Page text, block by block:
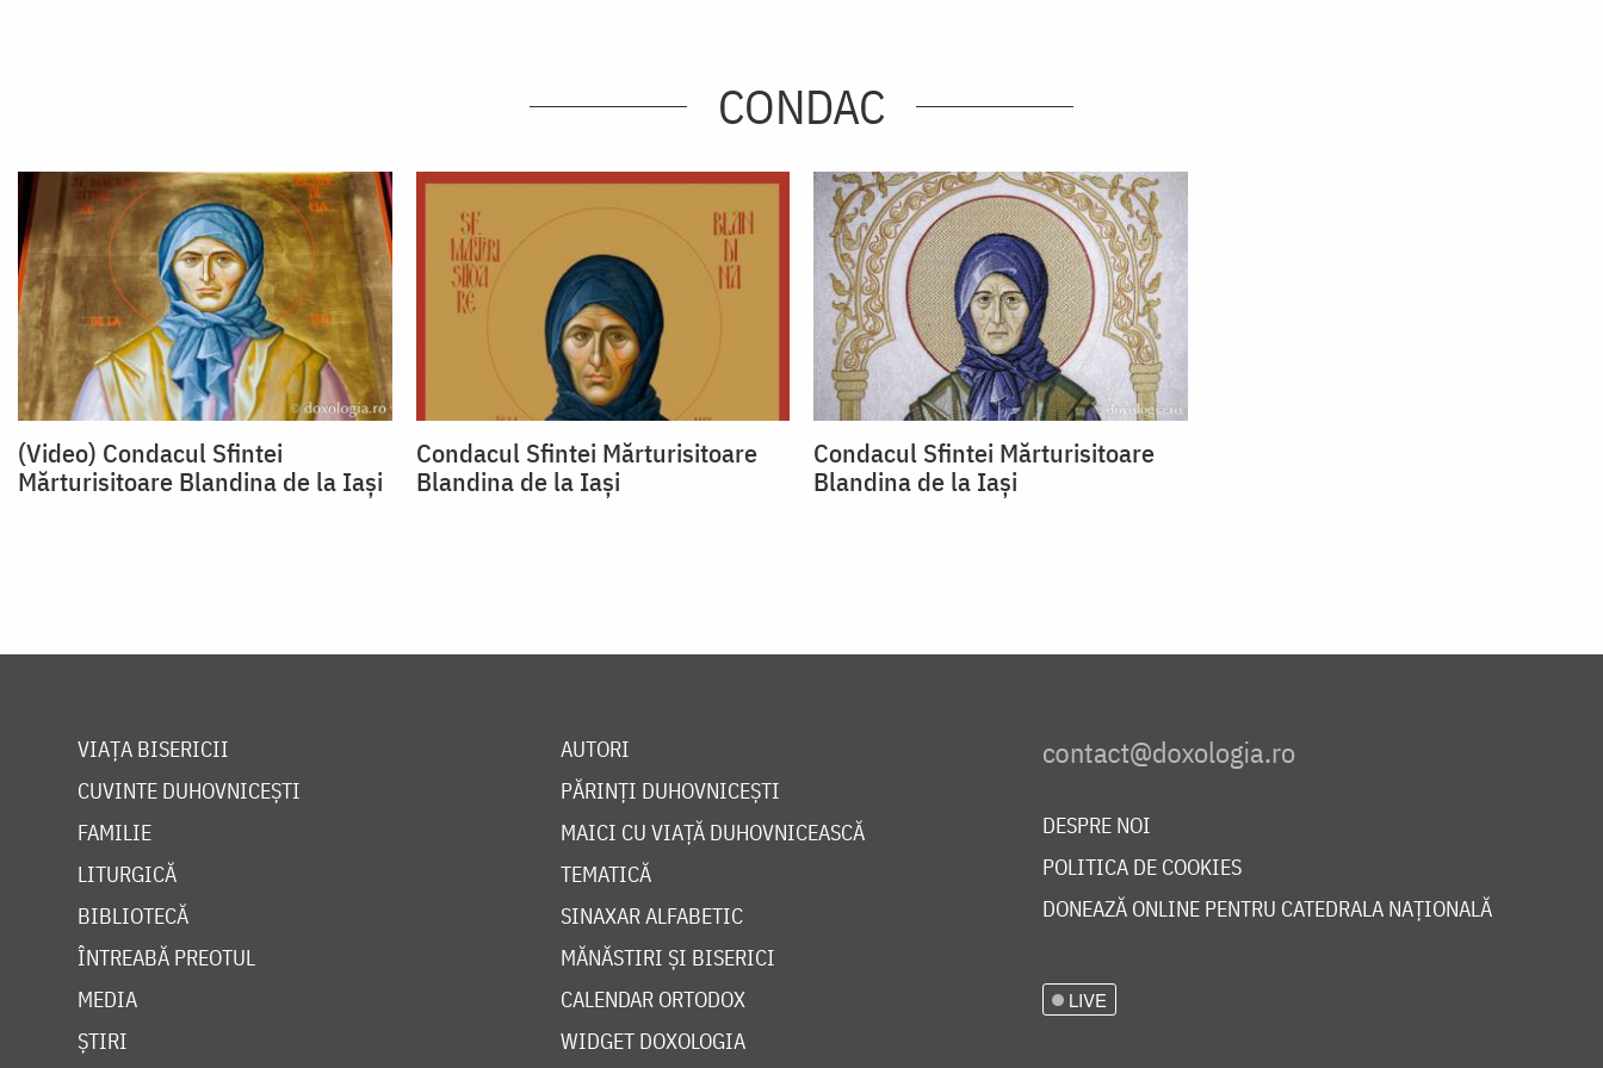
CONDAC
(Video) Condacul Sfintei
Mărturisitoare Blandina de la Iași
Condacul Sfintei Mărturisitoare
Blandina de la Iași
Condacul Sfintei Mărturisitoare
Blandina de la Iași
VIAȚA BISERICII
CUVINTE DUHOVNICEȘTI
FAMILIE
LITURGICĂ
BIBLIOTECĂ
ÎNTREABĂ PREOTUL
MEDIA
ȘTIRI
AUTORI
PĂRINȚI DUHOVNICEȘTI
MAICI CU VIAȚĂ DUHOVNICEASCĂ
TEMATICĂ
SINAXAR ALFABETIC
MĂNĂSTIRI ȘI BISERICI
CALENDAR ORTODOX
WIDGET DOXOLOGIA
DESPRE NOI
POLITICA DE COOKIES
DONEAZĂ ONLINE PENTRU CATEDRALA NAȚIONALĂ
LIVE